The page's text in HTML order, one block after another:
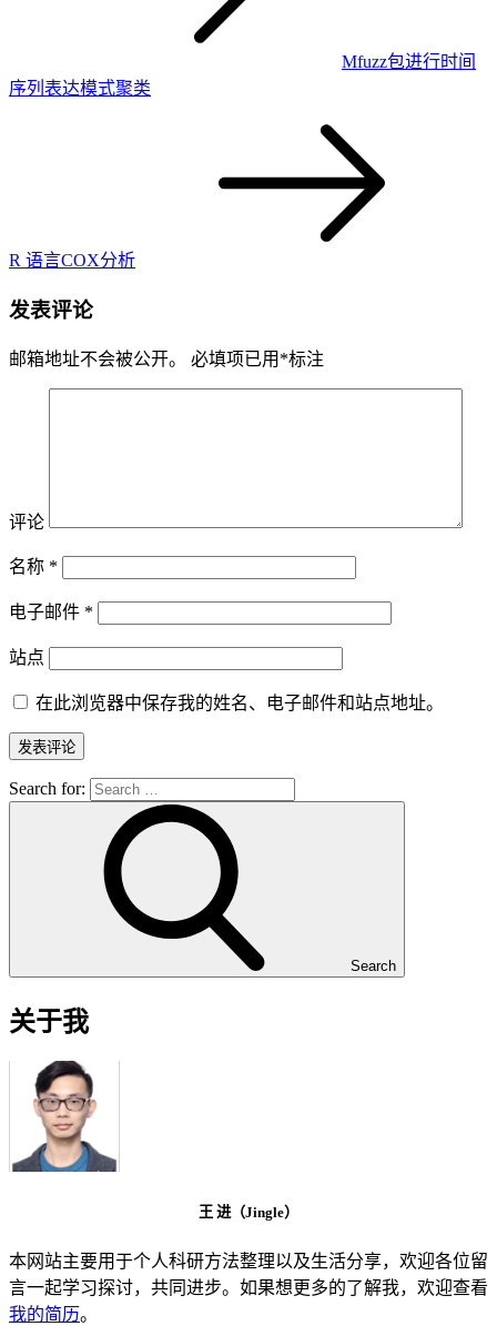
Mfuzz包进行时间
序列表达模式聚类
R 语言COX分析
发表评论
邮箱地址不会被公开。 必填项已用 *标注
评论
名称 *
电子邮件 *
站点
在此浏览器中保存我的姓名、电子邮件和站点地址。
Search for:
Search
关于我
王 进（Jingle）
本网站主要用于个人科研方法整理以及生活分享，欢迎各位留
言一起学习探讨，共同进步。如果想更多的了解我，欢迎查看
我的简历。